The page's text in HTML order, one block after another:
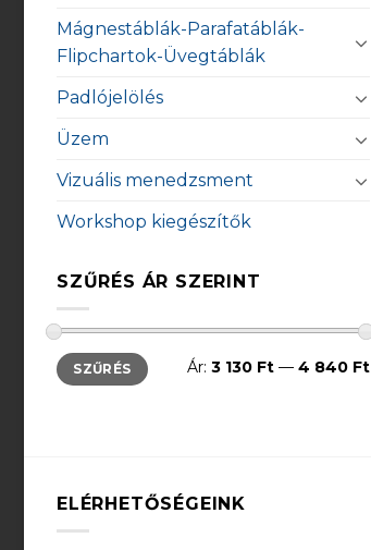
Mágnestáblák-Parafatáblák-
Flipchartok-Üvegtáblák
Padlójelölés
Üzem
Vizuális menedzsment
Workshop kiegészítők
SZŰRÉS ÁR SZERINT
Min
ár
Max
ár
SZŰRÉS Ár: 3 130 Ft— 4 840 Ft
ELÉRHETŐSÉGEINK